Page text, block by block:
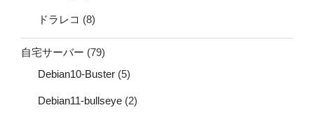
ドラレコ (8)
自宅サーバー (79)
Debian10-Buster (5)
Debian11-bullseye (2)